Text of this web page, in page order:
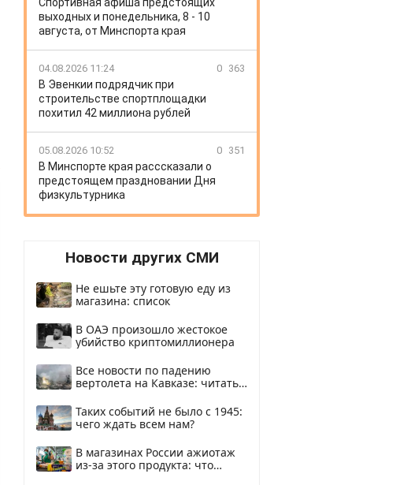
выходных и понедельника, 8 - 10
августа, от Минспорта края
04.08.2026 11:24 0 363
В Эвенкии подрядчик при
строительстве спортплощадки
похитил 42 миллиона рублей
05.08.2026 10:52 0 351
В Минспорте края расссказали о
предстоящем праздновании Дня
физкультурника
Новости других СМИ
Не ешьте эту готовую еду из
магазина: список
В ОАЭ произошло жестокое
убийство криптомиллионера
Все новости по падению
вертолета на Кавказе: читать
Таких событий не было с 1945:
чего ждать всем нам?
В магазинах России ажиотаж
из-за этого продукта: что